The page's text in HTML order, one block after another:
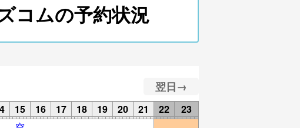
コムの予約状況
翌日→
15 16 17 18 19 20 21 22
23